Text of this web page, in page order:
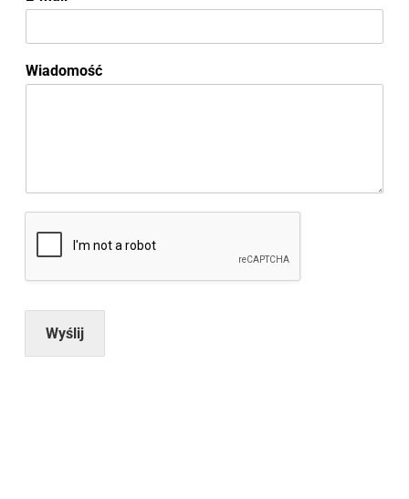
Wiadomość
Wyślij